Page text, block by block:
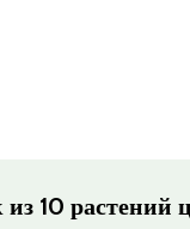
10 растений